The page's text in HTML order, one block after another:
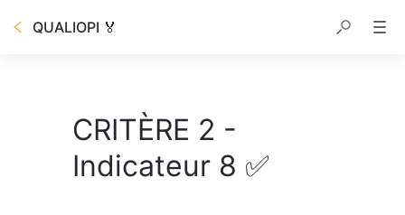
QUALIOPI 🏅
CRITÈRE 2 -
Indicateur 8 ✅